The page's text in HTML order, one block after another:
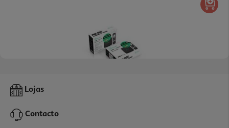
Box Android Youin En1060k C/ Tdt 2/8gb
89,99 €
Lojas
Contacto